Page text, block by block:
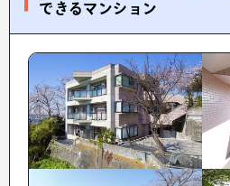
できるマンション